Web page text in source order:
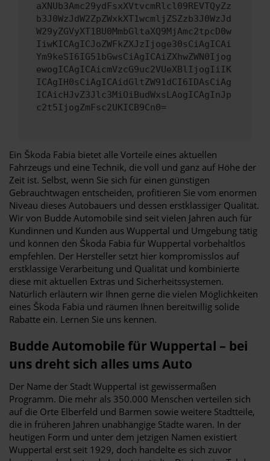
aXNUb3Amc29ydFsxXVtvcmRlcl09REVTQyZz
b3J0WzJdW2ZpZWxkXT1wcmljZSZzb3J0WzJd
W29yZGVyXT1BU0MmbGltaXQ9MjAmc2tpcD0w
IiwKICAgICJoZWFkZXJzIjoge30sCiAgICAi
Ym9keSI6IG51bGwsCiAgICAiZXhwZWN0Ijog
ewogICAgICAicmVzcG9uc2VUeXBlIjogIiIK
ICAgIH0sCiAgICAidGltZW91dCI6IDAsCiAg
ICAicHJvZ3Jlc3MiOiBudWxsLAogICAgInJp
c2t5IjogZmFsc2UKICB9Cn0=
Ein Škoda Fabia bietet alle Vorteile eines aktuellen
Fahrzeugs und eine Technik, die voll und ganz auf Höhe der
Zeit ist. Selbst, wenn Sie sich für einen günstigen
Gebrauchtwagen entscheiden, profitieren Sie vom enormen
Niveau dieses Autobauers und dessen erstklassiger Qualität.
Wir von Budde Automobile sind seit vielen Jahren auch für
Kundinnen und Kunden aus Wuppertal und Umgebung tätig
und können den Škoda Fabia für Wuppertal vorbehaltlos
empfehlen. Der Hersteller setzt hier kompromisslos auf
erstklassige Verarbeitung und Qualität und kombinierte
diese mit aktuellen Extras und Sicherheitssystemen.
Natürlich erläutern wir Ihnen gerne die vielen Möglichkeiten
eines Škoda Fabia und räumen Ihnen bereitwillig solide
Rabatte ein. Lernen Sie uns kennen.
Budde Automobile für Wuppertal – bei
uns dreht sich alles ums Auto
Der Name der Stadt Wuppertal ist gewissermaßen
Programm. Die mehr als 350.000 Menschen verteilen sich
auf die Orte Elberfeld und Barmen sowie weitere Stadtteile,
die in früheren Jahren unabhängige Städte waren. In der
heutigen Form und unter dem jetzigen Namen existiert
Wuppertal erst seit 1929, doch handelte es sich zuvor